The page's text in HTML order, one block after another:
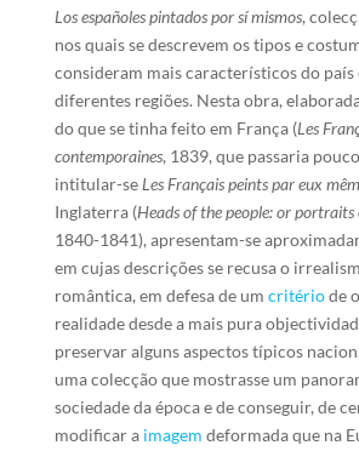
Los españoles pintados por sí mismos,
nos quais se descrevem os tipos e
consideram mais característicos do país
diferentes regiões. Nesta obra,
do que se tinha feito em França (Les
contemporaines, 1839, que passaria
intitular-se Les Français peints par eux
Inglaterra (Heads of the people: or portraits
1840-1841), apresentam-se
em cujas descrições se recusa o
romântica, em defesa de um critériode
realidade desde a mais pura
preservar alguns aspectos típicos
uma colecção que mostrasse um
sociedade da época e de conseguir, de
modificar a imagem deformada que na